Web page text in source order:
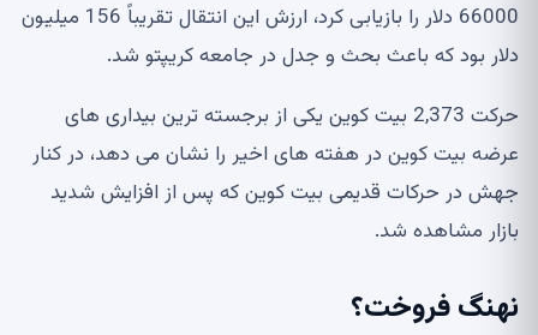
66000 دلار را بازیابی کرد، ارزش این انتقال تقریباً 156 میلیون
دلار بود که باعث بحث و جدل در جامعه کریپتو شد.
حرکت 2,373 بیت کوین یکی از برجسته ترین بیداری های
عرضه بیت کوین در هفته های اخیر را نشان می دهد، در کنار
جهش در حرکات قدیمی بیت کوین که پس از افزایش شدید
بازار مشاهده شد.
نهنگ فروخت؟